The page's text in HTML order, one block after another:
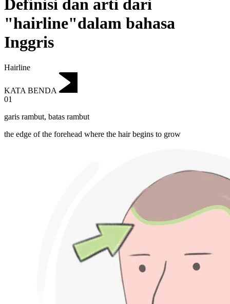
Definisi dan arti dari
"hairline"dalam bahasa
Inggris
Hairline
KATA BENDA
01
garis rambut, batas rambut
the edge of the forehead where the hair begins to grow